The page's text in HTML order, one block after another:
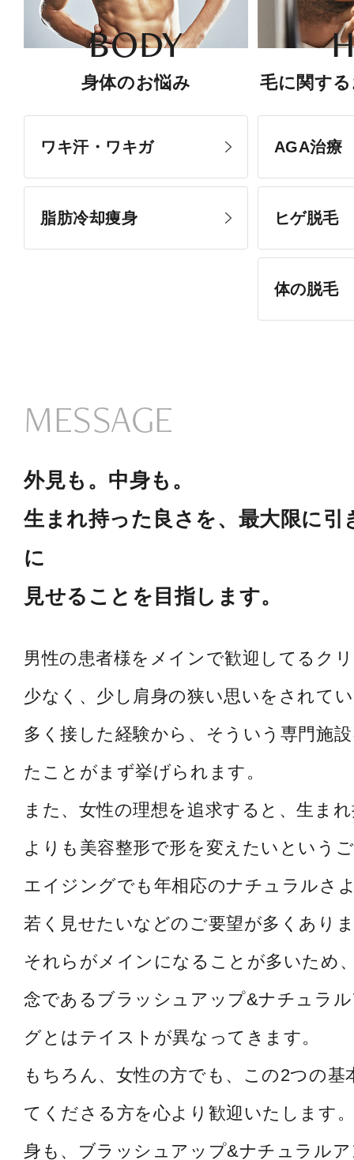
BODY
身体のお悩み
ワキ汗・ワキガ
脂肪冷却痩身
毛に関す
AGA治療
ヒゲ脱毛
体の脱毛
MESSAGE
外見も。中身も。
生まれ持った良さを、最大限に引
に
見せることを目指します。
男性の患者様をメインで歓迎してるク
少なく、少し肩身の狭い思いをされて
多く接した経験から、そういう専門施
たことがまず挙げられます。
また、女性の理想を追求すると、生ま
よりも美容整形で形を変えたいという
エイジングでも年相応のナチュラルさ
若く見せたいなどのご要望が多くあり
それらがメインになることが多いため
念であるブラッシュアップ&ナチュラ
グとはテイストが異なってきます。
もちろん、女性の方でも、この2つの基
てくださる方を心より歓迎いたします
身も、ブラッシュアップ&ナチュラル